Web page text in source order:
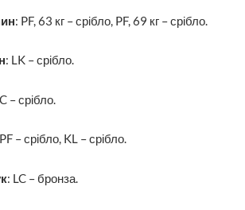
: PF, 63 кг – срібло, PF, 69 кг – срібло.
: LK – срібло.
– срібло.
– срібло, KL – срібло.
: LC – бронза.